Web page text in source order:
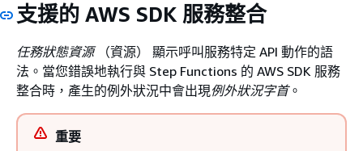
支援的 AWS SDK 服務整合
任務狀態資源（資源） 顯示呼叫服務特定 API 動作的語
法。當您錯誤地執行與 Step Functions 的 AWS SDK 服務
整合時，產生的例外狀況中會出現例外狀況字首。
重要